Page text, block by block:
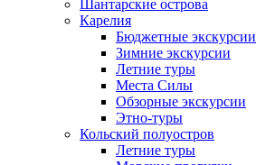
Шантарские острова
Карелия
Бюджетные экскурсии
Зимние экскурсии
Летние туры
Места Силы
Обзорные экскурсии
Этно-туры
Кольский полуостров
Летние туры